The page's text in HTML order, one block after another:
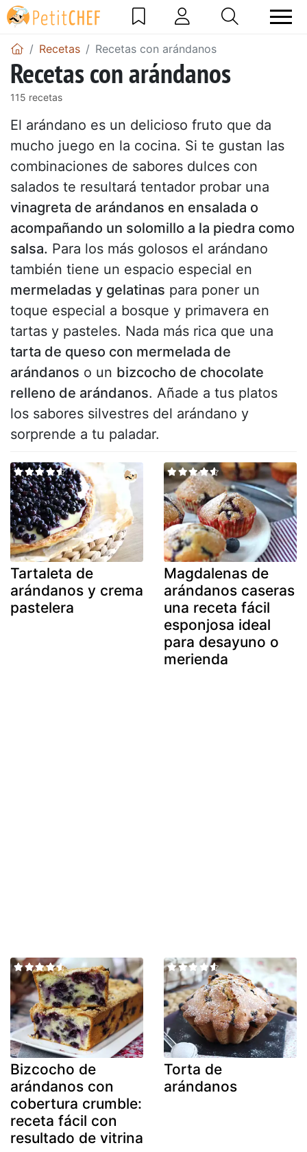
Recetas Recetas con arándanos
Recetas con arándanos
115 recetas
El arándano es un delicioso fruto que da
mucho juego en la cocina. Si te gustan las
combinaciones de sabores dulces con
salados te resultará tentador probar una
vinagreta de arándanos en ensalada o
acompañando un solomillo a la piedra como
salsa. Para los más golosos el arándano
también tiene un espacio especial en
mermeladas y gelatinas para poner un
toque especial a bosque y primavera en
tartas y pasteles. Nada más rica que una
tarta de queso con mermelada de
arándanos o un bizcocho de chocolate
relleno de arándanos. Añade a tus platos
los sabores silvestres del arándano y
sorprende a tu paladar.
Tartaleta de
arándanos y crema
pastelera
Magdalenas de
arándanos caseras
una receta fácil
esponjosa ideal
para desayuno o
merienda
Bizcocho de
arándanos con
cobertura crumble:
receta fácil con
resultado de vitrina
Torta de
arándanos